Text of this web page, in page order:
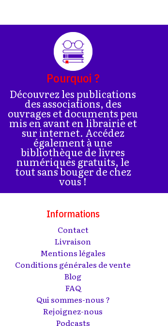
Pourquoi ?
Découvrez les publications
des associations, des
ouvrages et documents peu
mis en avant en librairie et
sur internet. Accédez
également à une
bibliothèque de livres
numériques gratuits, le
tout sans bouger de chez
vous !
Informations
Contact
Livraison
Mentions légales
Conditions générales de vente
Blog
FAQ
Qui sommes-nous ?
Rejoignez-nous
Podcasts